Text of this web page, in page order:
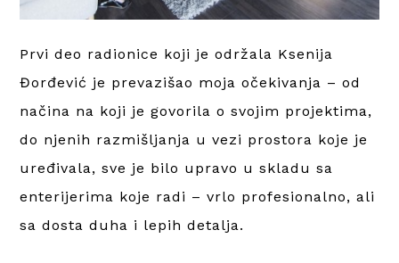
Prvi deo radionice koji je održala Ksenija
Đorđević je prevazišao moja očekivanja – od
načina na koji je govorila o svojim projektima,
do njenih razmišljanja u vezi prostora koje je
uređivala, sve je bilo upravo u skladu sa
enterijerima koje radi – vrlo profesionalno, ali
sa dosta duha i lepih detalja.